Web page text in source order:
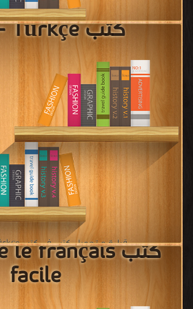
قراءة و تحميل كتب في كتب علم
[ 26 كتاب/كتب ]